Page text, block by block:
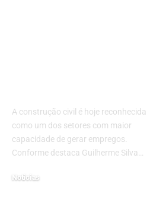
A construção civil é hoje reconhecida
como um dos setores com maior
capacidade de gerar empregos.
Conforme destaca Guilherme Silva…
Notícias